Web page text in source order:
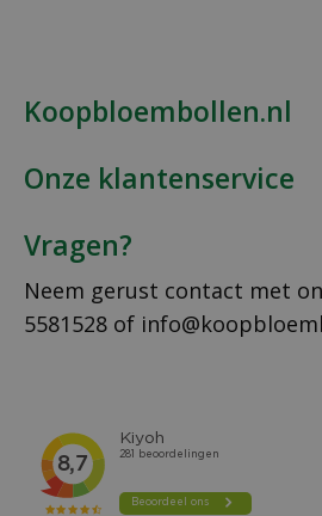
Koopbloembollen.nl
Onze klantenservice
Vragen?
Neem gerust contact met
5581528 of